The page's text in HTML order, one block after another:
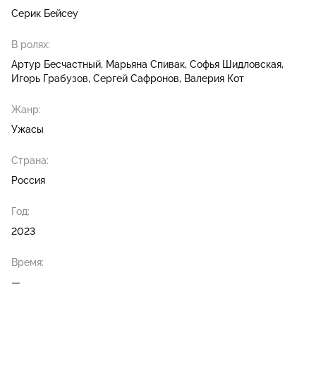
Серик Бейсеу
В ролях:
Артур Бесчастный Марьяна Спивак Софья Шидловская
Игорь Грабузов Сергей Сафронов Валерия Кот
Жанр:
Ужасы
Страна:
Россия
Год:
2023
Время:
—